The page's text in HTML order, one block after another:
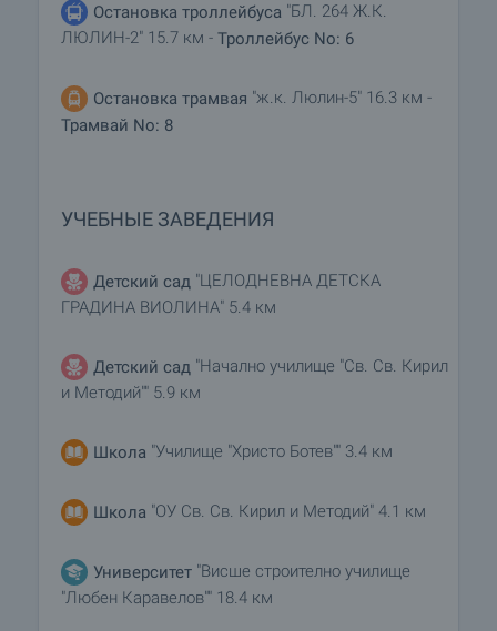
Остановка троллейбуса "БЛ. 264 Ж.К.
ЛЮЛИН-2" 15.7 км - Троллейбус No: 6
Остановка трамвая "ж.к. Люлин-5" 16.3 км -
Трамвай No: 8
УЧЕБНЫЕ ЗАВЕДЕНИЯ
Детский сад "ЦЕЛОДНЕВНА ДЕТСКА
ГРАДИНА ВИОЛИНА" 5.4 км
Детский сад "Начално училище "Св. Св. Кирил
и Методий"" 5.9 км
Школа "Училище "Христо Ботев"" 3.4 км
Школа "ОУ Св. Св. Кирил и Методий" 4.1 км
Университет "Висше строително училище
"Любен Каравелов"" 18.4 км